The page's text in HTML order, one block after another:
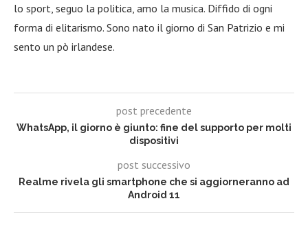
lo sport, seguo la politica, amo la musica. Diffido di ogni
forma di elitarismo. Sono nato il giorno di San Patrizio e mi
sento un pò irlandese.
post precedente
WhatsApp, il giorno è giunto: fine del supporto per molti
dispositivi
post successivo
Realme rivela gli smartphone che si aggiorneranno ad
Android 11